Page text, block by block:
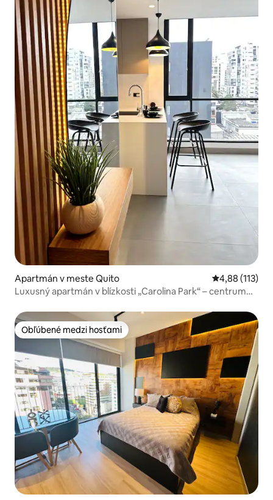
Apartmán v meste Quito Priemerné
4,88 (113)
Luxusný apartmán v blízkosti „Carolina Park“ – centrum
Obľúbené medzi hosťami
Obľúbené medzi hosťami